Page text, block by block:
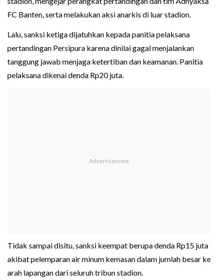
FC Banten, serta melakukan aksi anarkis di luar stadion.
Lalu, sanksi ketiga dijatuhkan kepada panitia pelaksana
pertandingan Persipura karena dinilai gagal menjalankan
tanggung jawab menjaga ketertiban dan keamanan. Panitia
pelaksana dikenai denda Rp20 juta.
Tidak sampai disitu, sanksi keempat berupa denda Rp15 juta
akibat pelemparan air minum kemasan dalam jumlah besar ke
arah lapangan dari seluruh tribun stadion.